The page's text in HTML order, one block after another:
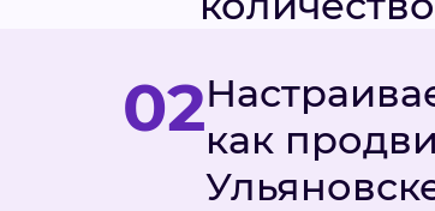
02как